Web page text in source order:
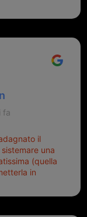
sono riuscita
fa
il
una
(quella
in
mesi con le